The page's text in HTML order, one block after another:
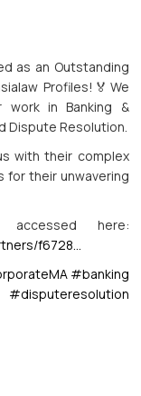
as an Outstanding
Profiles!🏅We
work in Banking &
Dispute Resolution.
with their complex
for their unwavering
here:
f6728…
#banking
#disputeresolution